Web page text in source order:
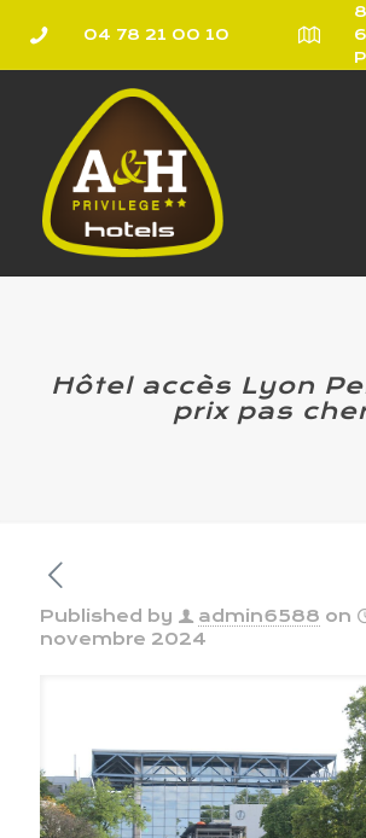
04 78 21 00 10
Hôtel accès Lyon
prix pas
Published by admin6588 on
novembre 2024